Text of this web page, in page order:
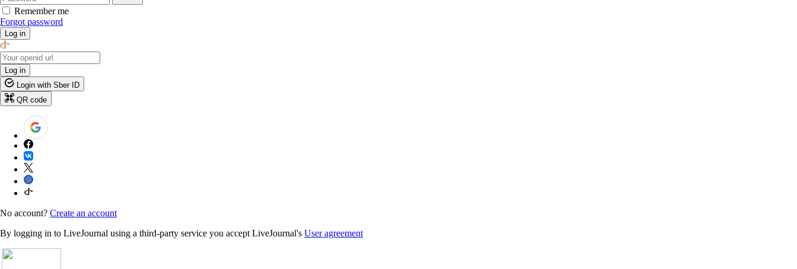
Remember me
Forgot password
Log in
Log in
Login with Sber ID
QR code
No account? Create an account
By logging in to LiveJournal using a third-party service you accept LiveJournal's User agreement